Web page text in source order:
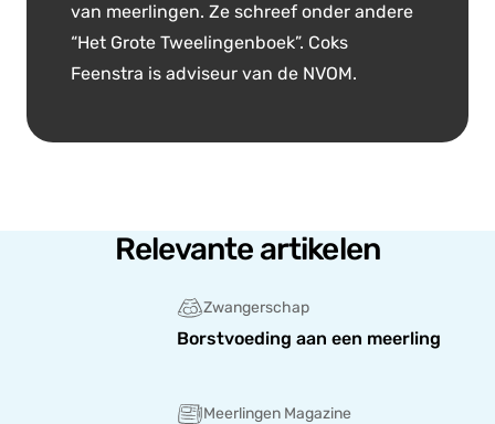
van meerlingen. Ze schreef onder andere
“Het Grote Tweelingenboek”. Coks
Feenstra is adviseur van de NVOM.
Relevante artikelen
Zwangerschap
Borstvoeding aan een meerling
Meerlingen Magazine